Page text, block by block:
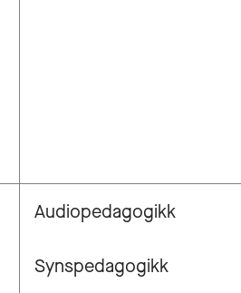
Audiopedagogikk
Synspedagogikk